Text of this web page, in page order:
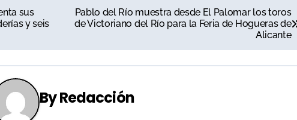
sus
y seis
Pablo del Río muestra desde El Palomar los toros
de Victoriano del Río para la Feria de Hogueras de
Alicante
ByRedacción